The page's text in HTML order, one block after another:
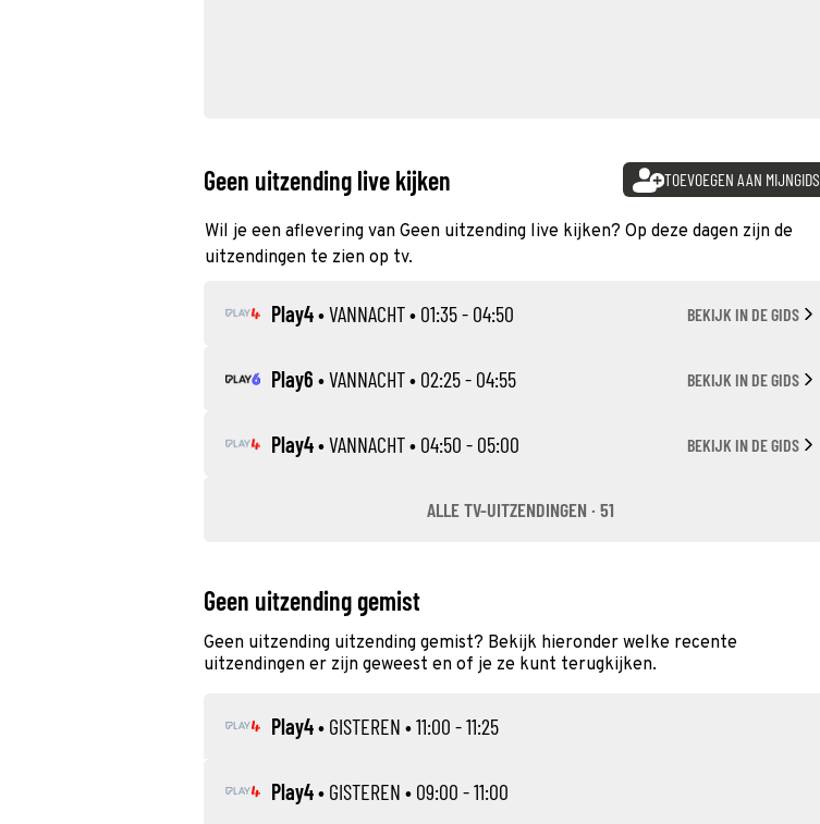
Geen uitzending live kijken TOEVOEGEN AAN MIJNGIDS
Wil je een aflevering van Geen uitzending live kijken? Op deze dagen zijn de
uitzendingen te zien op tv.
Play4•VANNACHT• 01:35 - 04:50 BEKIJK IN DE GIDS
Play6 •VANNACHT• 02:25 - 04:55 BEKIJK IN DE GIDS
Play4•VANNACHT• 04:50 - 05:00 BEKIJK IN DE GIDS
ALLE TV-UITZENDINGEN · 51
Geen uitzending gemist
Geen uitzending uitzending gemist? Bekijk hieronder welke recente
uitzendingen er zijn geweest en of je ze kunt terugkijken.
Play4• GISTEREN • 11:00 - 11:25
Play4• GISTEREN • 09:00 - 11:00